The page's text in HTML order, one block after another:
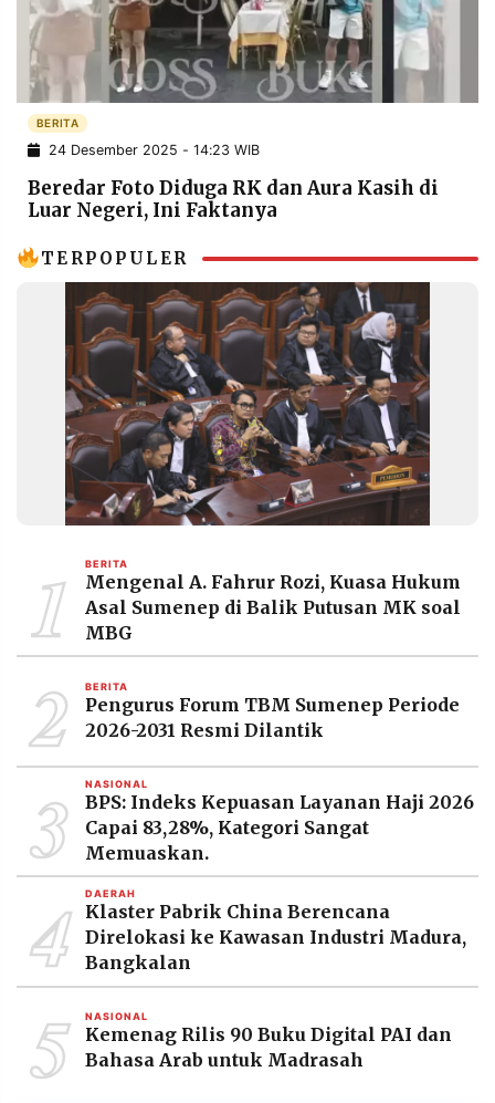
POLICY WARGA
INFORMASI
IKLAN
KIRIM
TULISAN
PENGADUAN
SERVICE
KAMI
RESOLUSI
MEDIA
PRAMUDITA
Resolusi.co
-
2026
PT.
RESOLUSI
MEDIA
PRAMUDITA
BERITA
24 Desember 2025 - 14:23 WIB
Beredar Foto Diduga RK dan Aura Kasih di
Luar Negeri, Ini Faktanya
TERPOPULER
1 BERITA
Mengenal A. Fahrur Rozi, Kuasa Hukum
Asal Sumenep di Balik Putusan MK soal
MBG
2 BERITA
Pengurus Forum TBM Sumenep Periode
2026-2031 Resmi Dilantik
3 NASIONAL
BPS: Indeks Kepuasan Layanan Haji 2026
Capai 83,28%, Kategori Sangat
Memuaskan.
4 DAERAH
Klaster Pabrik China Berencana
Direlokasi ke Kawasan Industri Madura,
Bangkalan
5 NASIONAL
Kemenag Rilis 90 Buku Digital PAI dan
Bahasa Arab untuk Madrasah